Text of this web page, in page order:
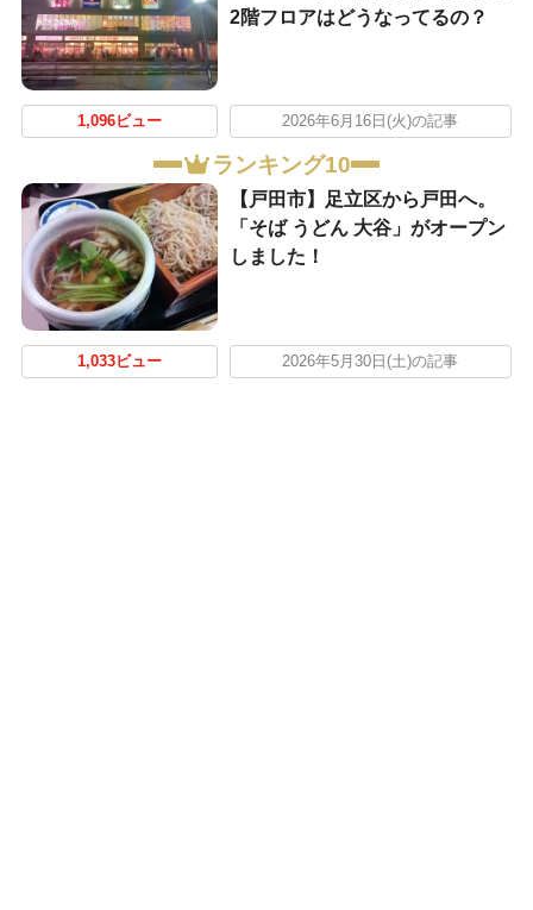
2階フロアはどうなってるの？
1,096ビュー 2026年6月16日(火)の記事
ランキング10
【戸田市】足立区から戸田へ。
「そば うどん 大谷」がオープン
しました！
1,033ビュー 2026年5月30日(土)の記事